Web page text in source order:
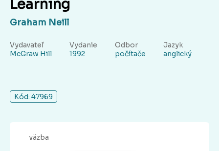
Learning
Graham Neill
Vydavateľ
McGraw Hill
Vydanie
1992
Odbor
počítače
Jazyk
anglický
Kód: 47969
väzba